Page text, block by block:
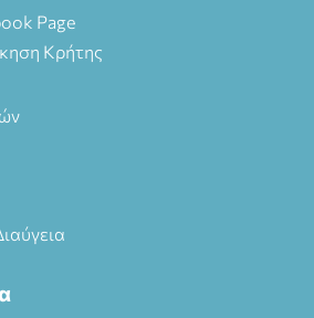
Page
Κρήτης